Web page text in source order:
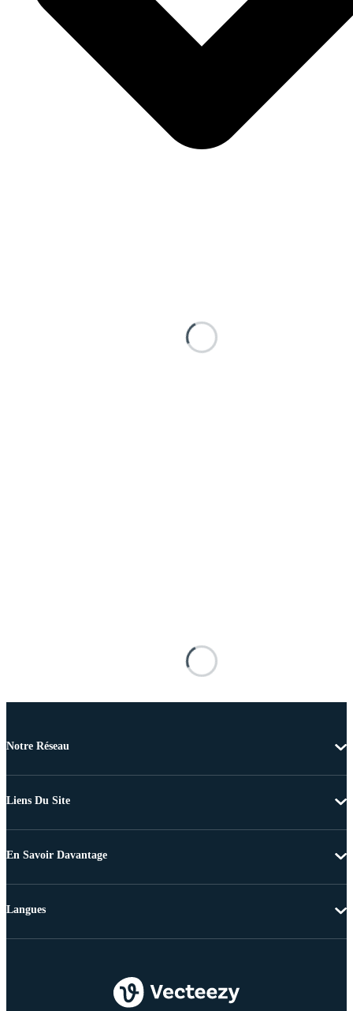
Notre Réseau
Liens Du Site
En Savoir Davantage
Langues